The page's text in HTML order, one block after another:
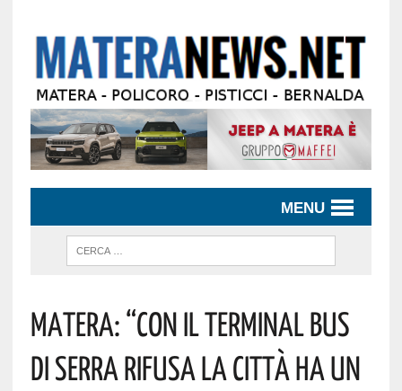
MENU
Matera: “Con Il Terminal Bus
Di Serra Rifusa La Città Ha Un